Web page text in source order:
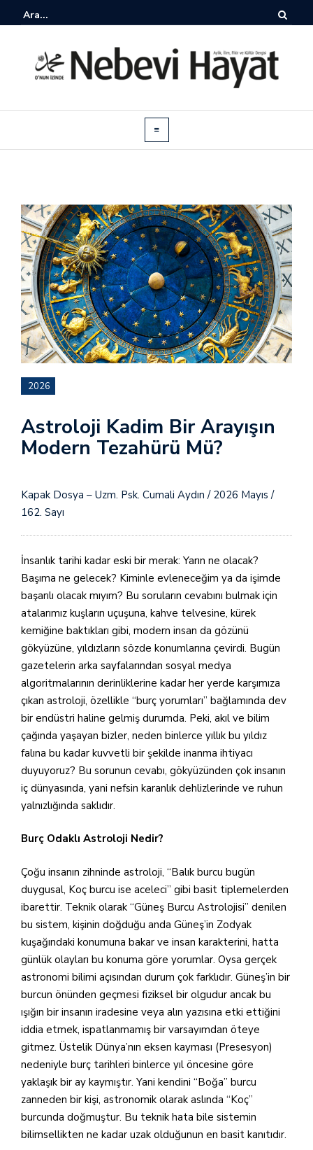
2026
Astroloji Kadim Bir Arayışın
Modern Tezahürü Mü?
Kapak Dosya – Uzm. Psk. Cumali Aydın / 2026 Mayıs /
162. Sayı
İnsanlık tarihi kadar eski bir merak: Yarın ne olacak?
Başıma ne gelecek? Kiminle evleneceğim ya da işimde
başarılı olacak mıyım? Bu soruların cevabını bulmak için
atalarımız kuşların uçuşuna, kahve telvesine, kürek
kemiğine baktıkları gibi, modern insan da gözünü
gökyüzüne, yıldızların sözde konumlarına çevirdi. Bugün
gazetelerin arka sayfalarından sosyal medya
algoritmalarının derinliklerine kadar her yerde karşımıza
çıkan astroloji, özellikle “burç yorumları” bağlamında dev
bir endüstri haline gelmiş durumda. Peki, akıl ve bilim
çağında yaşayan bizler, neden binlerce yıllık bu yıldız
falına bu kadar kuvvetli bir şekilde inanma ihtiyacı
duyuyoruz? Bu sorunun cevabı, gökyüzünden çok insanın
iç dünyasında, yani nefsin karanlık dehlizlerinde ve ruhun
yalnızlığında saklıdır.
Burç Odaklı Astroloji Nedir?
Çoğu insanın zihninde astroloji, “Balık burcu bugün
duygusal, Koç burcu ise aceleci” gibi basit tiplemelerden
ibarettir. Teknik olarak “Güneş Burcu Astrolojisi” denilen
bu sistem, kişinin doğduğu anda Güneş’in Zodyak
kuşağındaki konumuna bakar ve insan karakterini, hatta
günlük olayları bu konuma göre yorumlar. Oysa gerçek
astronomi bilimi açısından durum çok farklıdır. Güneş’in bir
burcun önünden geçmesi fiziksel bir olgudur ancak bu
ışığın bir insanın iradesine veya alın yazısına etki ettiğini
iddia etmek, ispatlanmamış bir varsayımdan öteye
gitmez. Üstelik Dünya’nın eksen kayması (Presesyon)
nedeniyle burç tarihleri binlerce yıl öncesine göre
yaklaşık bir ay kaymıştır. Yani kendini “Boğa” burcu
zanneden bir kişi, astronomik olarak aslında “Koç”
burcunda doğmuştur. Bu teknik hata bile sistemin
bilimsellikten ne kadar uzak olduğunun en basit kanıtıdır.